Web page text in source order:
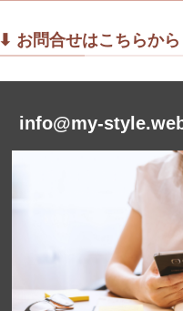
⬇︎ お問合せはこちらか
info@my-